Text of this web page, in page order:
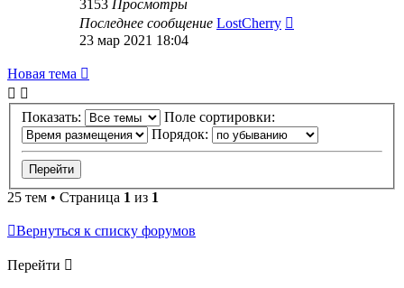
3153 Просмотры
Последнее сообщение LostCherry
23 мар 2021 18:04
Новая тема
Показать:
Поле сортировки:
Порядок:
25 тем • Страница 1 из 1
Вернуться к списку форумов
Перейти